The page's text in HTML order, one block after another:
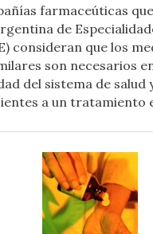
farmaceúticas
de
consideran que los
son necesarios
del sistema de salud
a un tratamiento